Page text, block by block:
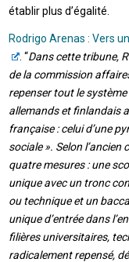
établir plus d’égalité.
Rodrigo Arenas : Vers
. “Dans cette tribune,
de la commission
repenser tout le
allemands et finlandais
française : celui d’une
sociale ». Selon l’ancien
quatre mesures : une
unique avec un tronc
ou technique et un
unique d’entrée dans
filières universitaires,
radicalement repensé,